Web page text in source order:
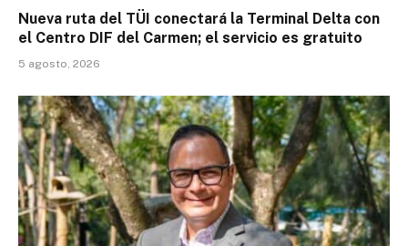
Nueva ruta del TÜI conectará la Terminal Delta con
el Centro DIF del Carmen; el servicio es gratuito
5 agosto, 2026